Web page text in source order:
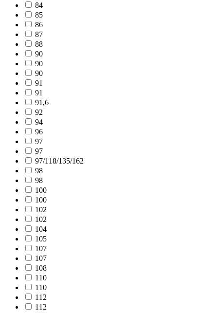
84
85
86
87
88
90
90
90
91
91
91,6
92
94
96
97
97
97/118/135/162
98
98
100
100
102
102
104
105
107
107
108
110
110
112
112